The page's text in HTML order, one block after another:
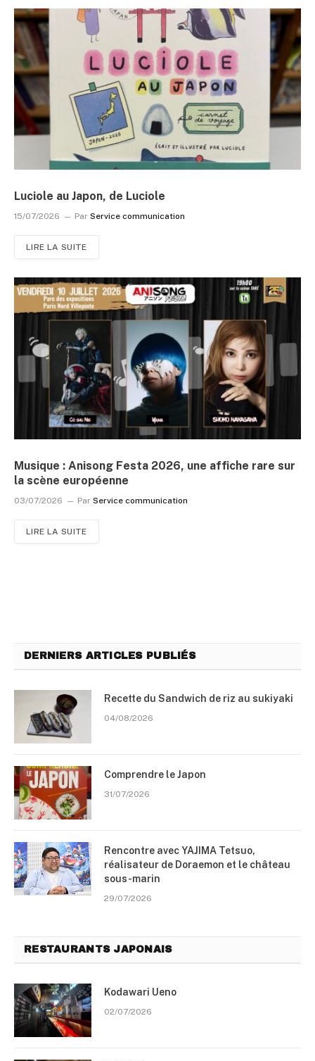
Luciole au Japon, de Luciole
15/07/2026 Par Service communication
LIRE LA SUITE
Musique : Anisong Festa 2026, une affiche rare sur
la scène européenne
03/07/2026 Par Service communication
LIRE LA SUITE
DERNIERS ARTICLES PUBLIÉS
Recette du Sandwich de riz au sukiyaki
04/08/2026
Comprendre le Japon
31/07/2026
Rencontre avec YAJIMA Tetsuo,
réalisateur de Doraemon et le château
sous-marin
29/07/2026
RESTAURANTS JAPONAIS
Kodawari Ueno
02/07/2026